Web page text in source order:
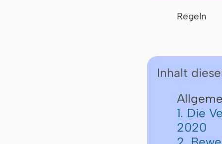
Regeln
Inhalt
1. Die
2020